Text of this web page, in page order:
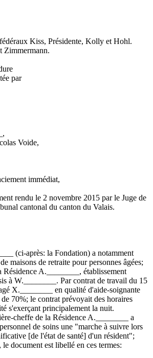
Kiss, Présidente, Kolly et Hohl.
Zimmermann.
par
Voide,
immédiat,
rendu le 2 novembre 2015 par le Juge de
cantonal du canton du Valais.
(ci-après: la Fondation) a notamment
maisons de retraite pour personnes âgées;
Résidence A.________, établissement
à W.________. Par contrat de travail du 15
X.________ en qualité d'aide-soignante
70%; le contrat prévoyait des horaires
s'exerçant principalement la nuit.
cheffe de la Résidence A.________ a
de soins une "marche à suivre lors
[de l'état de santé] d'un résident";
document est libellé en ces termes: